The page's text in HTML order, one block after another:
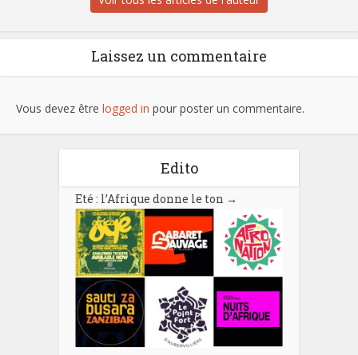
Laissez un commentaire
Vous devez être logged in pour poster un commentaire.
Edito
Eté : l’Afrique donne le ton →